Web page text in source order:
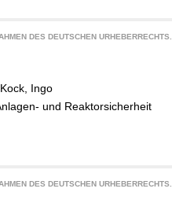
DES DEUTSCHEN URHEBERRECHTS.
Kock, Ingo
und Reaktorsicherheit
DES DEUTSCHEN URHEBERRECHTS.